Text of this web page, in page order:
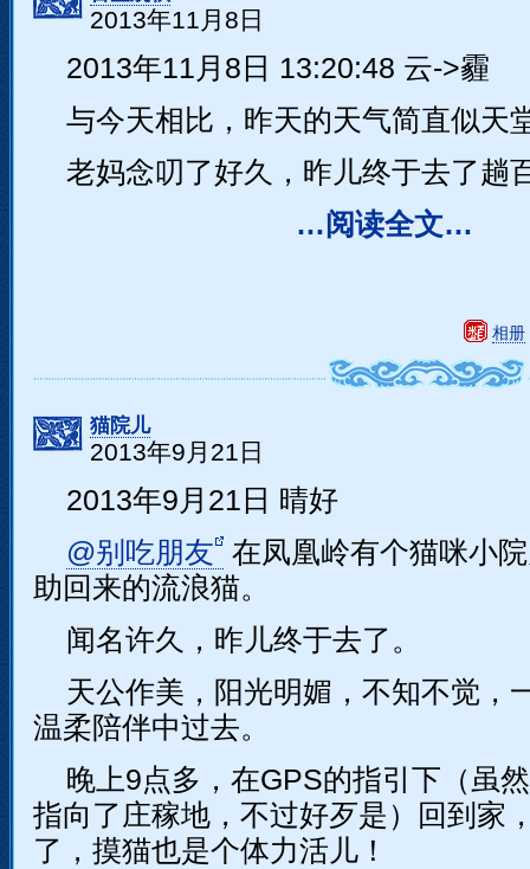
2013年11月8日
2013年11月8日 13:20:48 云->霾
与今天相比，昨天的天气简直似天
老妈念叨了好久，昨儿终于去了趟
…阅读全文…
相册
猫院儿
2013年9月21日
2013年9月21日 晴好
@别吃朋友 在凤凰岭有个猫咪小
助回来的流浪猫。
闻名许久，昨儿终于去了。
天公作美，阳光明媚，不知不觉，
温柔陪伴中过去。
晚上9点多，在GPS的指引下（虽
指向了庄稼地，不过好歹是）回到家
了，摸猫也是个体力活儿！